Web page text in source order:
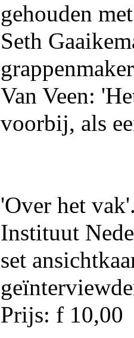
gehouden
Seth
Van Veen:
voorbij, als
'Over het
Instituut
set
Prijs: f 10,00